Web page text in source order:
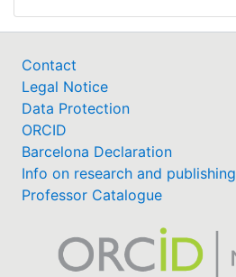
Contact
Legal Notice
Data Protection
ORCID
Barcelona Declaration
Info on research and publishing
Professor Catalogue